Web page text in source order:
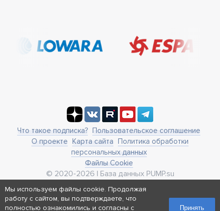
Что такое подписка? Пользовательское соглашение
О проекте Карта сайта Политика обработки
персональных данных
Файлы Cookie
© 2020-2026 | База данных PUMP.su
business@pump.su
г. Москва, ул. Ленинская Слобода 19
Реквизиты
Мы используем файлы cookie. Продолжая
работу с сайтом, вы подтверждаете, что
полностью ознакомились и согласны с
Принять